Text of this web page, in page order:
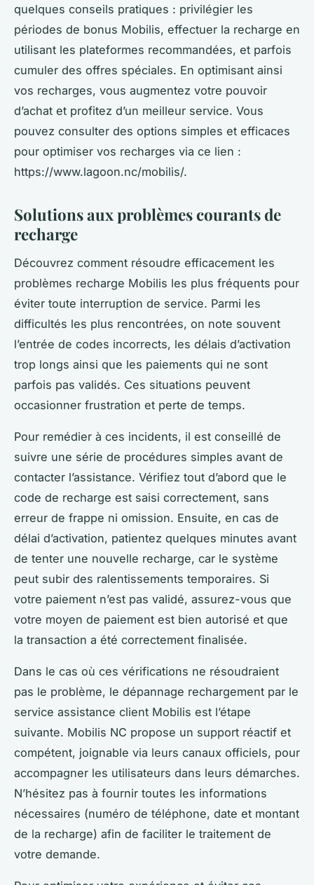
quelques conseils pratiques : privilégier les
périodes de bonus Mobilis, effectuer la recharge en
utilisant les plateformes recommandées, et parfois
cumuler des offres spéciales. En optimisant ainsi
vos recharges, vous augmentez votre pouvoir
d’achat et profitez d’un meilleur service. Vous
pouvez consulter des options simples et efficaces
pour optimiser vos recharges via ce lien :
https://www.lagoon.nc/mobilis/.
Solutions aux problèmes courants de
recharge
Découvrez comment résoudre efficacement les
problèmes recharge Mobilis les plus fréquents pour
éviter toute interruption de service. Parmi les
difficultés les plus rencontrées, on note souvent
l’entrée de codes incorrects, les délais d’activation
trop longs ainsi que les paiements qui ne sont
parfois pas validés. Ces situations peuvent
occasionner frustration et perte de temps.
Pour remédier à ces incidents, il est conseillé de
suivre une série de procédures simples avant de
contacter l’assistance. Vérifiez tout d’abord que le
code de recharge est saisi correctement, sans
erreur de frappe ni omission. Ensuite, en cas de
délai d’activation, patientez quelques minutes avant
de tenter une nouvelle recharge, car le système
peut subir des ralentissements temporaires. Si
votre paiement n’est pas validé, assurez-vous que
votre moyen de paiement est bien autorisé et que
la transaction a été correctement finalisée.
Dans le cas où ces vérifications ne résoudraient
pas le problème, le dépannage rechargement par le
service assistance client Mobilis est l’étape
suivante. Mobilis NC propose un support réactif et
compétent, joignable via leurs canaux officiels, pour
accompagner les utilisateurs dans leurs démarches.
N’hésitez pas à fournir toutes les informations
nécessaires (numéro de téléphone, date et montant
de la recharge) afin de faciliter le traitement de
votre demande.